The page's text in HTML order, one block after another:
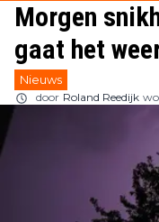
Morgen
gaat het
Nieuws
door Roland Reedijk